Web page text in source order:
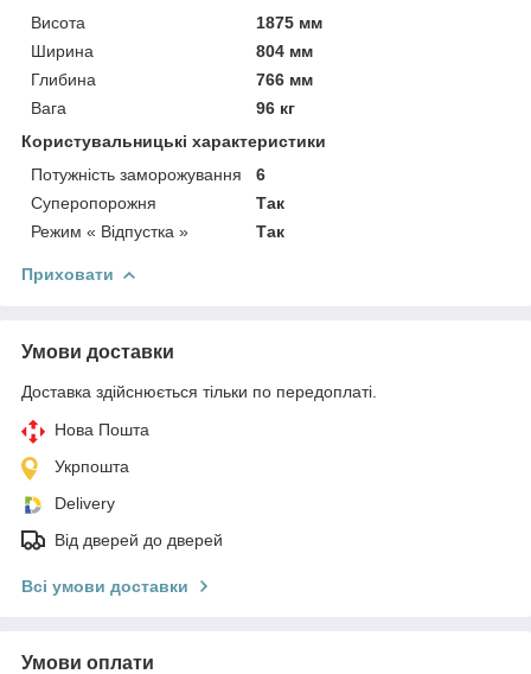
Висота
1875 мм
Ширина
804 мм
Глибина
766 мм
Вага
96 кг
Користувальницькі характеристики
Потужність заморожування
6
Суперопорожня
Так
Режим « Відпустка »
Так
Приховати
Умови доставки
Доставка здійснюється тільки по передоплаті.
Нова Пошта
Укрпошта
Delivery
Від дверей до дверей
Всі умови доставки
Умови оплати